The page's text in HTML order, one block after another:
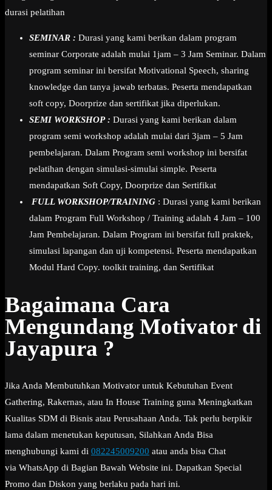
durasi pelatihan
SEMINAR : Durasi yang kami berikan dalam program
seminar Corporate adalah mulai 1jam – 3 Jam Seminar. Dalam
program seminar ini bersifat Motivational Speech, sharing
knowledge dan tanya jawab terbatas. Peserta mendapatkan
soft copy, Doorprize dan sertifikat jika diperlukan.
SEMI WORKSHOP : Durasi yang kami berikan dalam
program semi workshop adalah mulai dari 3jam – 5 Jam
pembelajaran. Dalam Program semi workshop ini bersifat
pelatihan dengan simulasi-simulai simple. Peserta
mendapatkan Soft Copy, Doorprize dan Sertifikat
FULL WORKSHOP/TRAINING : Durasi yang kami berikan
dalam Program Full Workshop / Training adalah 4 Jam – 100
Jam Pembelajaran. Dalam Program ini bersifat full praktek,
simulasi lapangan dan uji kompetensi. Peserta mendapatkan
Modul Hard Copy. toolkit training, dan Sertifikat
Bagaimana Cara
Mengundang Motivator di
Jayapura ?
Jika Anda Membutuhkan Motivator untuk Kebutuhan Event
Gathering, Rakernas, atau In House Training guna Meningkatkan
Kualitas SDM di Bisnis atau Perusahaan Anda. Tak perlu berpikir
lama dalam menetukan keputusan, Silahkan Anda Bisa
menghubungi kami di 082245009200 atau anda bisa Chat
via WhatsApp di Bagian Bawah Website ini. Dapatkan Special
Promo dan Diskon yang berlaku pada hari ini.